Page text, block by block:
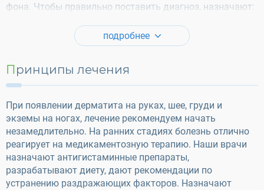
фона. Чтобы правильно поставить диагноз, назначают:
подробнее
Принципы лечения
При появлении дерматита на руках, шее, груди и
экземы на ногах, лечение рекомендуем начать
незамедлительно. На ранних стадиях болезнь отлично
реагирует на медикаментозную терапию. Наши врачи
назначают антигистаминные препараты,
разрабатывают диету, дают рекомендации по
устранению раздражающих факторов. Назначают